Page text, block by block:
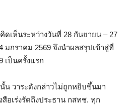
เห็นระหว่างวันที่ 28 กันยายน – 27
มกราคม 2569 จึงนำผลสรุปเข้าสู่ที่
เป็นครั้งแรก
น วาระดังกล่าวไม่ถูกหยิบขึ้นมา
อเร่งรัดถึงประธาน กสทช. ทุก